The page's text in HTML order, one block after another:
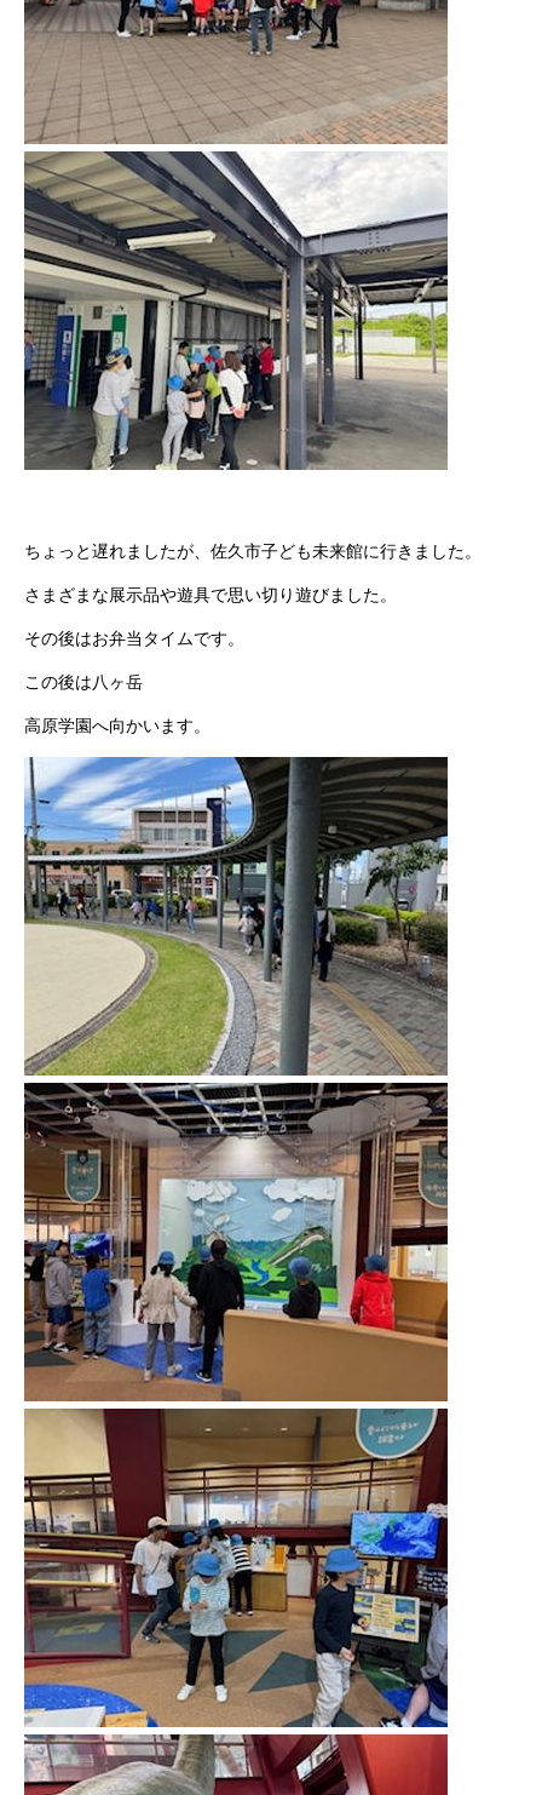
ちょっと遅れましたが、佐久市子ども未来館に行きました。
さまざまな展示品や遊具で思い切り遊びました。
その後はお弁当タイムです。
この後は八ヶ岳
高原学園へ向かいます。